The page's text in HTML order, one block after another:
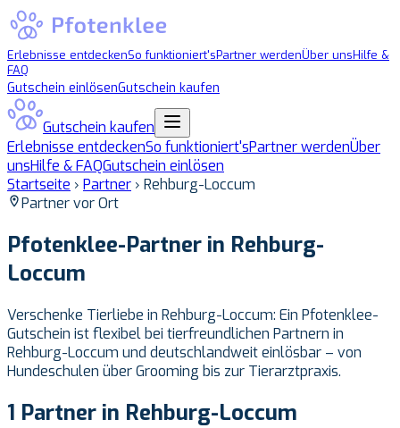
Erlebnisse entdeckenSo funktioniert'sPartner werdenÜber unsHilfe &
FAQ
Gutschein einlösenGutschein kaufen
Gutschein kaufen
Erlebnisse entdeckenSo funktioniert'sPartner werdenÜber
unsHilfe & FAQGutschein einlösen
Startseite › Partner › Rehburg-Loccum
Partner vor Ort
Pfotenklee-Partner in Rehburg-
Loccum
Verschenke Tierliebe in Rehburg-Loccum: Ein Pfotenklee-
Gutschein ist flexibel bei tierfreundlichen Partnern in
Rehburg-Loccum und deutschlandweit einlösbar – von
Hundeschulen über Grooming bis zur Tierarztpraxis.
1 Partner in Rehburg-Loccum